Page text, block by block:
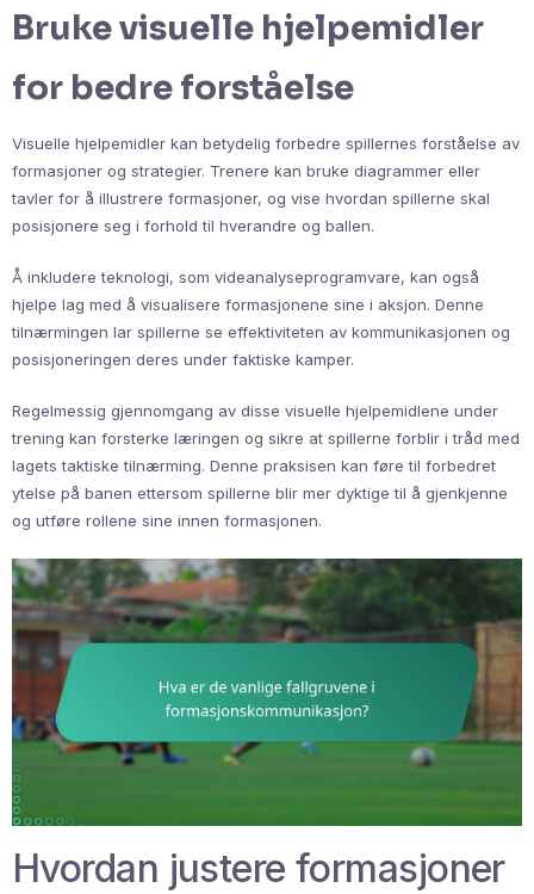
Bruke visuelle hjelpemidler
for bedre forståelse
Visuelle hjelpemidler kan betydelig forbedre spillernes forståelse av
formasjoner og strategier. Trenere kan bruke diagrammer eller
tavler for å illustrere formasjoner, og vise hvordan spillerne skal
posisjonere seg i forhold til hverandre og ballen.
Å inkludere teknologi, som videanalyseprogramvare, kan også
hjelpe lag med å visualisere formasjonene sine i aksjon. Denne
tilnærmingen lar spillerne se effektiviteten av kommunikasjonen og
posisjoneringen deres under faktiske kamper.
Regelmessig gjennomgang av disse visuelle hjelpemidlene under
trening kan forsterke læringen og sikre at spillerne forblir i tråd med
lagets taktiske tilnærming. Denne praksisen kan føre til forbedret
ytelse på banen ettersom spillerne blir mer dyktige til å gjenkjenne
og utføre rollene sine innen formasjonen.
Hvordan justere formasjoner